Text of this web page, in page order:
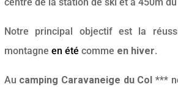
Notre principal objectif est la
montagne en été comme en hiver.
Au camping Caravaneige du Col ***